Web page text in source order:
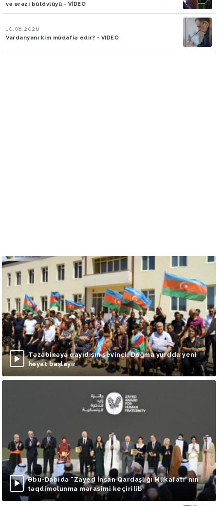
və ərazi bütövlüyü - VİDEO
10.08.2026
Vardanyanı kim müdafiə edir? - VIDEO
Təzəbinəyə qayıdışın sevinci: Doğma yurdda yeni
həyat başlayır
Əbu-Dabidə “Zayed İnsan Qardaşlığı Mükafatı”nın
təqdimolunma mərasimi keçirilib